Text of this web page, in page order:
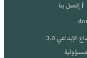
| إتصل بنا
3.0